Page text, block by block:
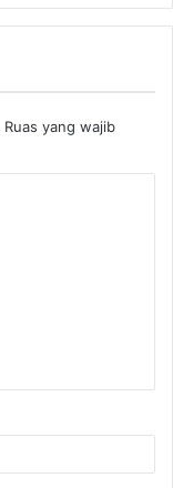
Ruas yang wajib